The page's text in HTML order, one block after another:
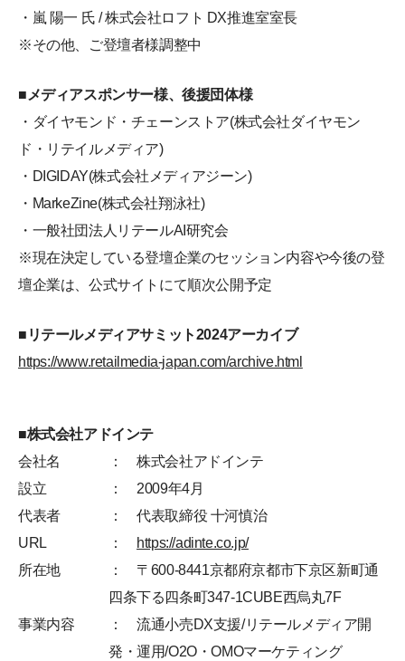
・嵐 陽一 氏 / 株式会社ロフト DX推進室室長
※その他、ご登壇者様調整中
■メディアスポンサー様、後援団体様
・ダイヤモンド・チェーンストア(株式会社ダイヤモン
ド・リテイルメディア)
・DIGIDAY(株式会社メディアジーン)
・MarkeZine(株式会社翔泳社)
・一般社団法人リテールAI研究会
※現在決定している登壇企業のセッション内容や今後の登
壇企業は、公式サイトにて順次公開予定
■リテールメディアサミット2024アーカイブ
https://www.retailmedia-japan.com/archive.html
■株式会社アドインテ
会社名
： 株式会社アドインテ
設立
： 2009年4月
代表者
： 代表取締役 十河慎治
URL
：
https://adinte.co.jp/
所在地
： 〒600-8441京都府京都市下京区新町通
四条下る四条町347-1CUBE西烏丸7F
事業内容
： 流通小売DX支援/リテールメディア開
発・運用/O2O・OMOマーケティング